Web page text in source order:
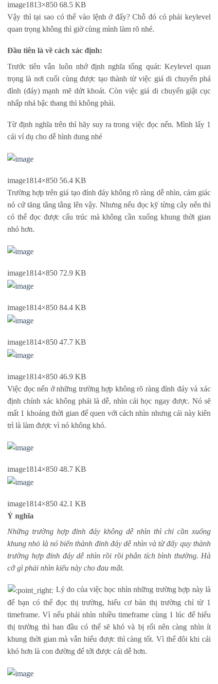
image1813×850 68.5 KB
Vậy thì tại sao có thể vào lệnh ở đấy? Chỗ đó có phải keylevel
quan trọng không thì giờ cùng mình làm rõ nhé.
Đầu tiên là về cách xác định:
Trước tiên vẫn luôn nhớ định nghĩa tổng quát: Keylevel quan
trọng là nơi cuối cùng được tạo thành từ việc giá di chuyển phá
đỉnh (đáy) mạnh mẽ dứt khoát. Còn việc giá di chuyển giật cục
nhấp nhả bậc thang thì không phải.
Từ định nghĩa trên thì hãy suy ra trong việc đọc nến. Mình lấy 1
cái ví dụ cho dễ hình dung nhé
image1814×850 56.4 KB
Trường hợp trên giá tạo đỉnh đáy không rõ ràng dễ nhìn, cảm giác
nó cứ tăng tằng tằng lên vậy. Nhưng nếu đọc kỹ từng cây nến thì
có thể đọc được cấu trúc mà không cần xuống khung thời gian
nhỏ hơn.
image1814×850 72.9 KB
image1814×850 84.4 KB
image1814×850 47.7 KB
image1814×850 46.9 KB
Việc đọc nến ở những trường hợp không rõ ràng đỉnh đáy và xác
định chính xác không phải là dễ, nhìn cái học ngay được. Nó sẽ
mất 1 khoảng thời gian để quen với cách nhìn nhưng cái này kiên
trì là làm được vì nó không khó.
image1814×850 48.7 KB
image1814×850 42.1 KB
Ý nghĩa
Những trường hợp đỉnh đáy không dễ nhìn thì chỉ cần xuống
khung nhỏ là nó biến thành đỉnh đáy dễ nhìn và từ đấy quy thành
trường hợp đỉnh đáy dễ nhìn rồi rồi phân tích bình thường. Hà
cớ gì phải nhìn kiểu này cho đau mắt.
Lý do của việc học nhìn những trường hợp này là
để bạn có thể đọc thị trường, hiểu cơ bản thị trường chỉ từ 1
timeframe. Vì nếu phải nhìn nhiều timeframe cùng 1 lúc để hiểu
thị trường thì ban đầu có thể sẽ khó và bị rối nên càng nhìn ít
khung thời gian mà vẫn hiểu được thì càng tốt. Vì thế đôi khi cái
khó hơn là con đường để tới được cái dễ hơn.